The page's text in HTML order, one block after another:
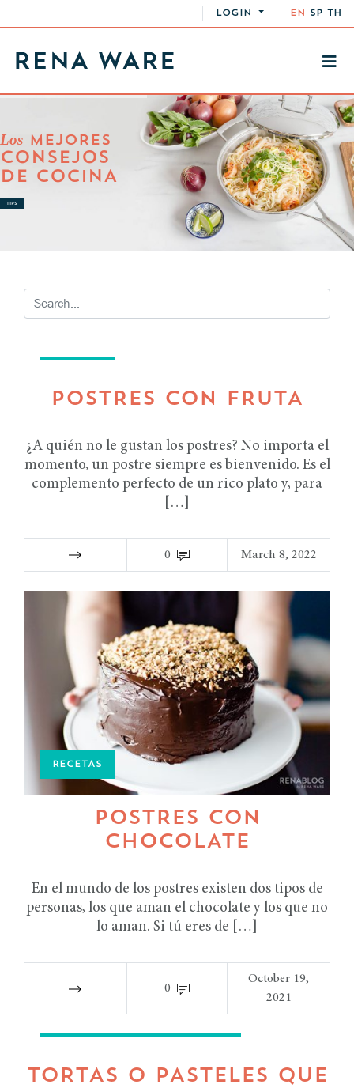
LOGIN EN SP TH
Los MEJORES
CONSEJOS
DE COCINA
TIPS
POSTRES CON FRUTA
¿A quién no le gustan los postres? No importa el
momento, un postre siempre es bienvenido. Es el
complemento perfecto de un rico plato y, para
[…]
0 March 8, 2022
RECETAS
POSTRES CON
CHOCOLATE
En el mundo de los postres existen dos tipos de
personas, los que aman el chocolate y los que no
lo aman. Si tú eres de […]
0
October 19,
2021
TORTAS O PASTELES QUE